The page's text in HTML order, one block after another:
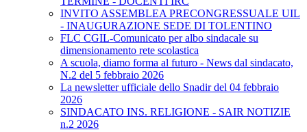
INVITO ASSEMBLEA PRECONGRESSUALE UIL
- INAUGURAZIONE SEDE DI TOLENTINO
FLC CGIL-Comunicato per albo sindacale su
dimensionamento rete scolastica
A scuola, diamo forma al futuro - News dal sindacato,
N.2 del 5 febbraio 2026
La newsletter ufficiale dello Snadir del 04 febbraio
2026
SINDACATO INS. RELIGIONE - SAIR NOTIZIE
n.2 2026